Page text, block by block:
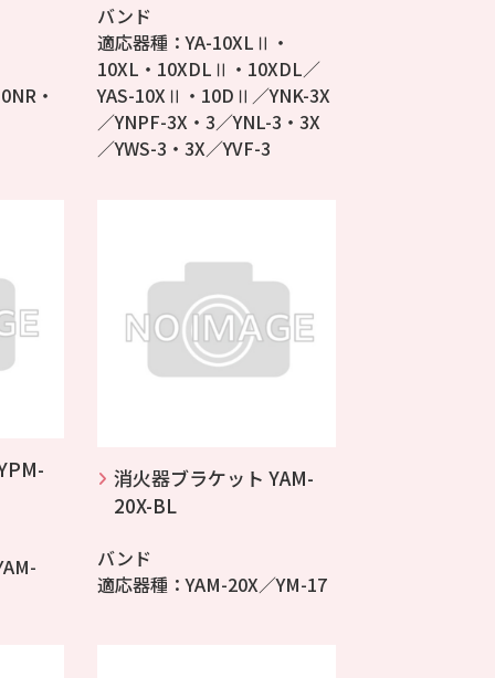
・
バンド
適応器種：YA-10XLⅡ・
10XL・10XDLⅡ・10XDL／
YAS-10XⅡ・10DⅡ／YNK-3X
／YNPF-3X・3／YNL-3・3X
／YWS-3・3X／YVF-3
消火器ブラケット YAM-
20X-BL
バンド
適応器種：YAM-20X／YM-17